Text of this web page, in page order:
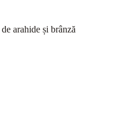
arahide și brânză